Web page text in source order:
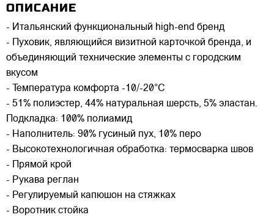
ОПИСАНИЕ
- Итальянский функциональный high-end бренд
- Пуховик, являющийся визитной карточкой бренда, и
объединяющий технические элементы с городским
вкусом
- Температура комфорта -10/-20°C
- 51% полиэстер, 44% натуральная шерсть, 5% эластан.
Подкладка: 100% полиамид
- Наполнитель: 90% гусиный пух, 10% перо
- Высокотехнологичная обработка: термосварка швов
- Прямой крой
- Рукава реглан
- Регулируемый капюшон на стяжках
- Воротник стойка